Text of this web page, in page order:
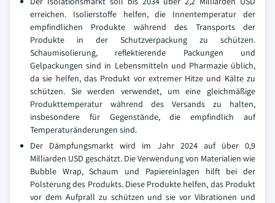
erreichen. Isolierstoffe helfen, die Innentemperatur der
empfindlichen Produkte während des Transports der
Produkte in der Schutzverpackung zu schützen.
Schaumisolierung, reflektierende Packungen und
Gelpackungen sind in Lebensmitteln und Pharmazie üblich,
da sie helfen, das Produkt vor extremer Hitze und Kälte zu
schützen. Sie werden verwendet, um eine gleichmäßige
Produkttemperatur während des Versands zu halten,
insbesondere für Gegenstände, die empfindlich auf
Temperaturänderungen sind.
Der Dämpfungsmarkt wird im Jahr 2024 auf über 0,9
Milliarden USD geschätzt. Die Verwendung von Materialien wie
Bubble Wrap, Schaum und Papiereinlagen hilft bei der
Polsterung des Produkts. Diese Produkte helfen, das Produkt
vor dem Aufprall zu schützen und sie vor Vibrationen und